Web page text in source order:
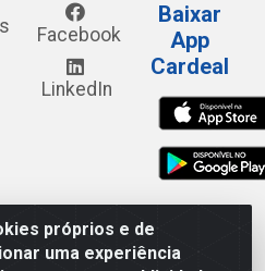
próprios e de
uma experiência
Facebook
LinkedIn
Baixar
App
Cardeal
Alto do Moura, 582 - Alto
- CEP 55.040-120 - CNPJ